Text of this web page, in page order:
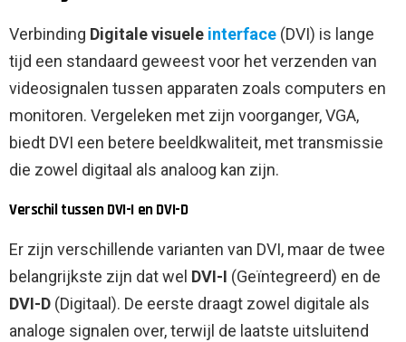
Verbinding Digitale visuele interface (DVI) is lange
tijd een standaard geweest voor het verzenden van
videosignalen tussen apparaten zoals computers en
monitoren. Vergeleken met zijn voorganger, VGA,
biedt DVI een betere beeldkwaliteit, met transmissie
die zowel digitaal als analoog kan zijn.
Verschil tussen DVI-I en DVI-D
Er zijn verschillende varianten van DVI, maar de twee
belangrijkste zijn dat wel DVI-I (Geïntegreerd) en de
DVI-D (Digitaal). De eerste draagt ​​zowel digitale als
analoge signalen over, terwijl de laatste uitsluitend